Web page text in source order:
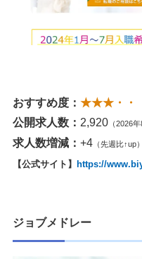
おすすめ度： ★★★・・
公開求人数： 2,920 （2026
求人数増減： +4 （先週比↑up）
【公式サイト】 https://
ジョブメドレー